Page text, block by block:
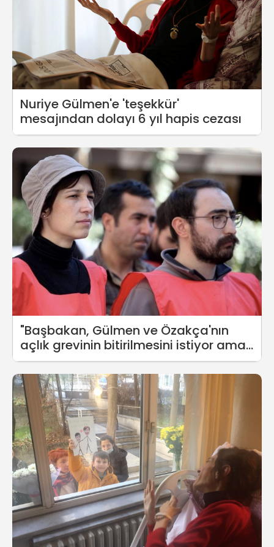
Nuriye Gülmen'e 'teşekkür'
mesajından dolayı 6 yıl hapis cezası
"Başbakan, Gülmen ve Özakça'nın
açlık grevinin bitirilmesini istiyor ama
Soylu, Erdoğan'ı etkiliyor"